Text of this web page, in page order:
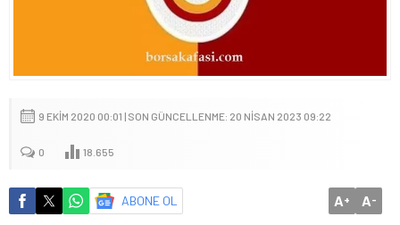
9 EKIM 2020 00:01 | SON GÜNCELLENME: 20 NISAN 2023 09:22
0 18.655
ABONE OL A+ A-